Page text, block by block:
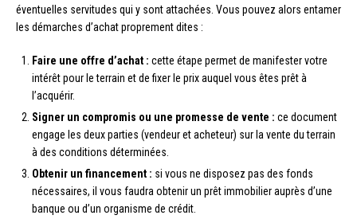
éventuelles servitudes qui y sont attachées. Vous pouvez alors entamer
les démarches d’achat proprement dites :
Faire une offre d’achat : cette étape permet de manifester votre
intérêt pour le terrain et de fixer le prix auquel vous êtes prêt à
l’acquérir.
Signer un compromis ou une promesse de vente : ce document
engage les deux parties (vendeur et acheteur) sur la vente du terrain
à des conditions déterminées.
Obtenir un financement : si vous ne disposez pas des fonds
nécessaires, il vous faudra obtenir un prêt immobilier auprès d’une
banque ou d’un organisme de crédit.